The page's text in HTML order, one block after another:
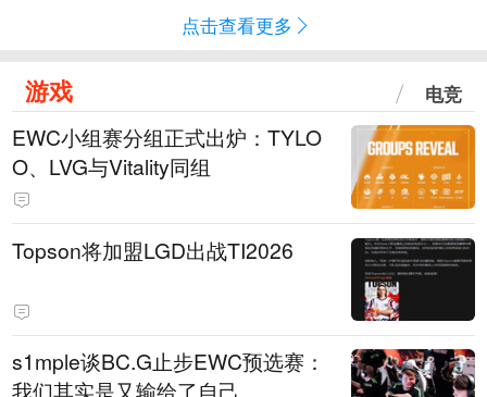
点击查看更多
游戏 电竞
EWC小组赛分组正式出炉：TYLO
O、LVG与Vitality同组
Topson将加盟LGD出战TI2026
s1mple谈BC.G止步EWC预选赛：
我们其实是又输给了自己